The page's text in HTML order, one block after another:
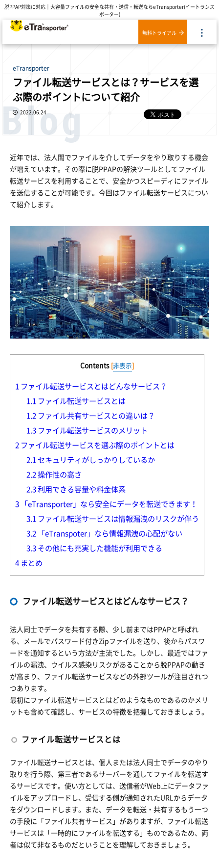
脱PPAP対策に対応｜大容量ファイルの安全な共有・送信・転送ならeTransporter(イートランス
ポーター)
無料トライアル
eTransporter
ファイル転送サービスとは？サービスを選
ぶ際のポイントについて紹介
2022.06.24
Blog
近年では、法人間でファイルを介してデータをやり取りする機会
が増えています。その際に脱PPAPの解決ツールとしてファイル
転送サービスを利用することで、安全かつスピーディにファイル
を送信することが可能です。今回はファイル転送サービスについ
て紹介します。
Contents 非表示
1 ファイル転送サービスとはどんなサービス？
1.1 ファイル転送サービスとは
1.2 ファイル共有サービスとの違いは？
1.3ファイル転送サービスのメリット
2 ファイル転送サービスを選ぶ際のポイントとは
2.1 セキュリティがしっかりしているか
2.2 操作性の高さ
2.3利用できる容量や料金体系
3 「eTransporter」なら安全にデータを転送できます！
3.1 ファイル転送サービスは情報漏洩のリスクが伴う
3.2 「eTranspoter」なら情報漏洩の心配がない
3.3その他にも充実した機能が利用できる
4 まとめ
ファイル転送サービスとはどんなサービス？
法人同士でデータを共有する際、少し前まではPPAPと呼ばれ
る、メールでパスワード付きZipファイルを送り、後からパスワ
ードを通知するという方法が主流でした。しかし、最近ではファ
イルの漏洩、ウイルス感染リスクがあることから脱PPAPの動き
が高まり、ファイル転送サービスなどの外部ツールが注目されつ
つあります。
最初にファイル転送サービスとはどのようなものであるのかメリ
ットも含めて確認し、サービスの特徴を把握しておきましょう。
ファイル転送サービスとは
ファイル転送サービスとは、個人または法人同士でデータのやり
取りを行う際、第三者であるサーバーを通してファイルを転送す
るサービスです。使い方としては、送信者がWeb上にデータファ
イルをアップロードし、受信する側が通知されたURLからデータ
をダウンロードします。また、データを転送・共有するもう一つ
の手段に「ファイル共有サービス」がありますが、ファイル転送
サービスは「一時的にファイルを転送する」ものであるため、両
者は似て非なるものだということを理解しておきましょう。